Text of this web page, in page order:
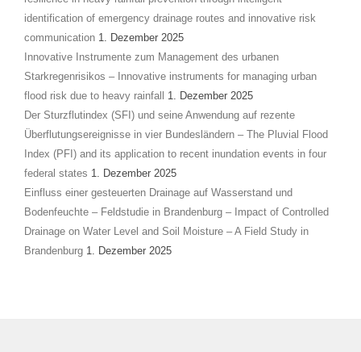
identification of emergency drainage routes and innovative risk
communication 1. Dezember 2025
Innovative Instrumente zum Management des urbanen
Starkregenrisikos – Innovative instruments for managing urban
flood risk due to heavy rainfall
1. Dezember 2025
Der Sturzflutindex (SFI) und seine Anwendung auf rezente
Überflutungsereignisse in vier Bundesländern – The Pluvial Flood
Index (PFI) and its application to recent inundation events in four
federal states 1. Dezember 2025
Einfluss einer gesteuerten Drainage auf Wasserstand und
Bodenfeuchte – Feldstudie in Brandenburg – Impact of Controlled
Drainage on Water Level and Soil Moisture – A Field Study in
Brandenburg 1. Dezember 2025